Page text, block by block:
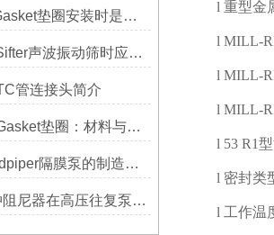
Tri-ClampGasket垫圈安装时是否需要涂抹润滑剂或密封脂？
使用SonicSifter声波振动筛时应注意的几个方面
管连接头简介
Tri-Clamp Gasket垫圈：材料与应用的全面指南
胜佰德Sandpiper隔膜泵的制造工艺和技术难点
Blacoh脉冲阻尼器在高压往复泵系统中的应用
l 重型金
l MILL-
l MILL-
l MILL-
l 53 R1
l 密封类
l 工作温